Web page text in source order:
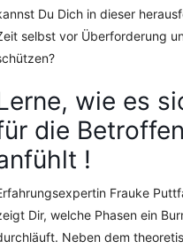
Du Dich in dieser
selbst vor Überforderung
wie es
die
!
Frauke
Dir, welche Phasen ein
Neben dem